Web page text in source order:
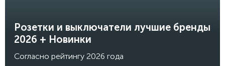
Розетки и выключатели лучшие бренды
2026 + Новинки
Согласно рейтингу 2026 года